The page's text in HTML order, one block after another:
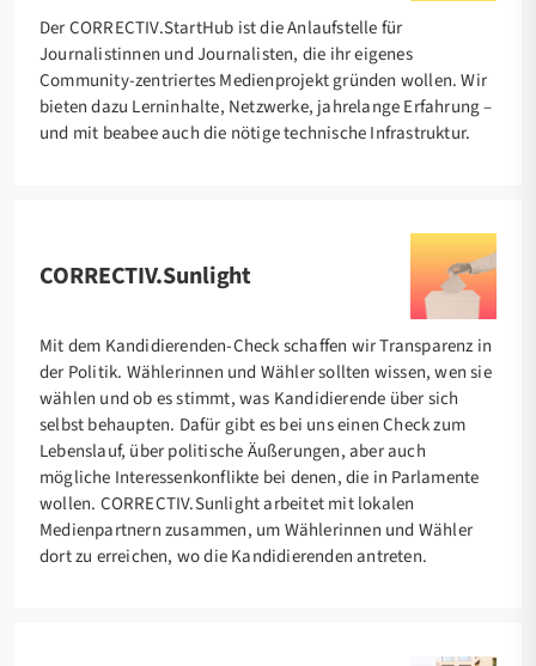
Der CORRECTIV.StartHub ist die Anlaufstelle für
Journalistinnen und Journalisten, die ihr eigenes
Community-zentriertes Medienprojekt gründen wollen. Wir
bieten dazu Lerninhalte, Netzwerke, jahrelange Erfahrung –
und mit beabee auch die nötige technische Infrastruktur.
CORRECTIV.Sunlight
Mit dem Kandidierenden-Check schaffen wir Transparenz in
der Politik. Wählerinnen und Wähler sollten wissen, wen sie
wählen und ob es stimmt, was Kandidierende über sich
selbst behaupten. Dafür gibt es bei uns einen Check zum
Lebenslauf, über politische Äußerungen, aber auch
mögliche Interessenkonflikte bei denen, die in Parlamente
wollen. CORRECTIV.Sunlight arbeitet mit lokalen
Medienpartnern zusammen, um Wählerinnen und Wähler
dort zu erreichen, wo die Kandidierenden antreten.